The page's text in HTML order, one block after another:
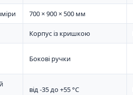
700 × 900 × 500 мм
Корпус із кришкою
Бокові ручки
від -35 до +55 °C